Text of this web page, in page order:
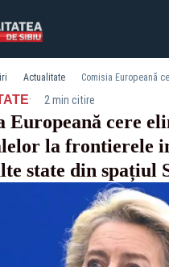
Actualitate
· 2 min citire
Europeană cere
la frontierele
state din spațiul